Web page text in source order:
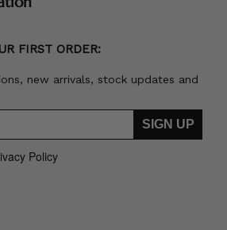
FIRST ORDER:
new arrivals, stock updates and
SIGN UP
Policy